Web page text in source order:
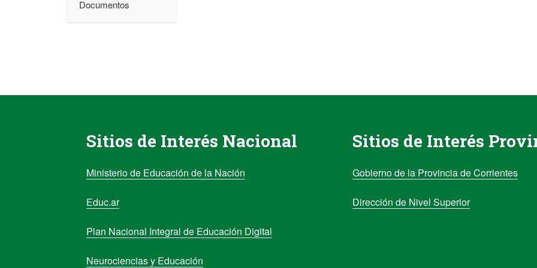
Documentos
Sitios de Interés Nacional
Ministerio de Educación de la Nación
Educ.ar
Plan Nacional Integral de Educación Digital
Neurociencias y Educación
Sitios de Interés
Gobierno de la Provincia de Corrientes
Dirección de Nivel Superior